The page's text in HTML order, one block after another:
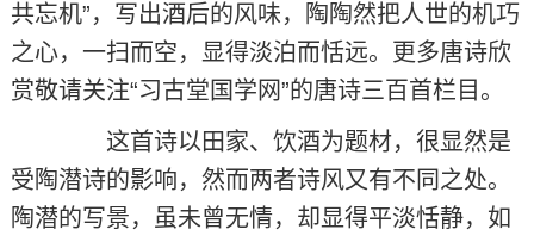
共忘机”，写出酒后的风味，陶陶然把人世的机巧
之心，一扫而空，显得淡泊而恬远。更多唐诗欣
赏敬请关注“习古堂国学网”的唐诗三百首栏目。
这首诗以田家、饮酒为题材，很显然是
受陶潜诗的影响，然而两者诗风又有不同之处。
陶潜的写景，虽未曾无情，却显得平淡恬静，如